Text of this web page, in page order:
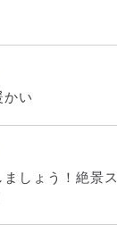
い
しょう！絶景ス